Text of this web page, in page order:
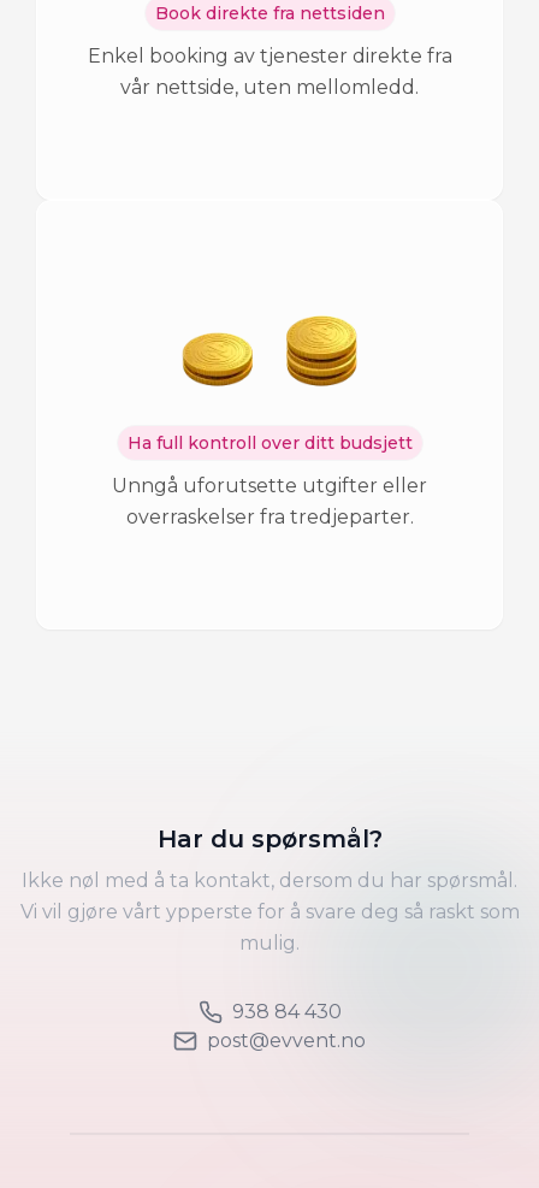
Book direkte fra nettsiden
Enkel booking av tjenester direkte fra
vår nettside, uten mellomledd.
Ha full kontroll over ditt budsjett
Unngå uforutsette utgifter eller
overraskelser fra tredjeparter.
Har du spørsmål?
Ikke nøl med å ta kontakt, dersom du har spørsmål.
Vi vil gjøre vårt ypperste for å svare deg så raskt som
mulig.
938 84 430
post@evvent.no